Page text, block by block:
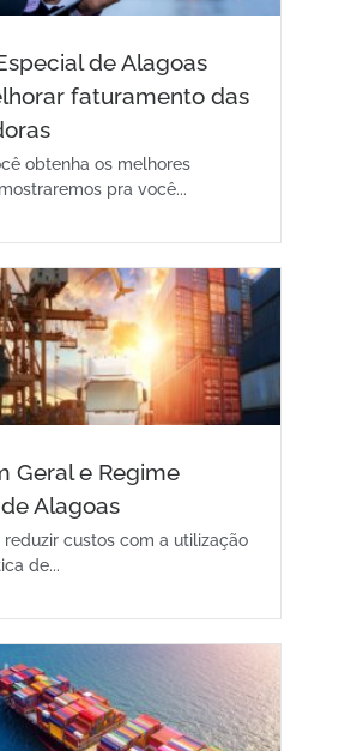
de Alagoas
faturamento das
obtenha os melhores
pra você...
Geral e Regime
Alagoas
reduzir custos com a utilização
de...